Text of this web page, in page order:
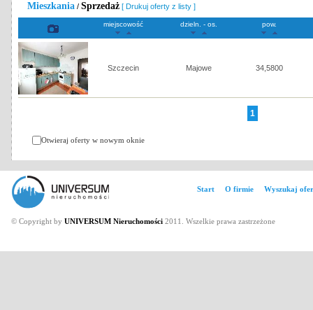
Mieszkania / Sprzedaż [ Drukuj oferty z listy ]
miejscowość dzieln. - os. pow.
Szczecin Majowe 34,5800
1
Otwieraj oferty w nowym oknie
Start O firmie Wyszukaj
© Copyright by UNIVERSUM Nieruchomości 2011. Wszelkie prawa zastrzeżone